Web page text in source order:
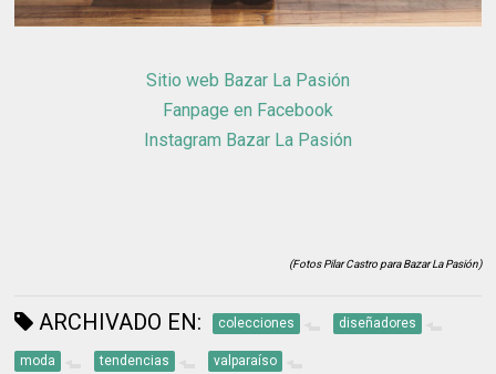
Sitio web Bazar La Pasión
Fanpage en Facebook
Instagram Bazar La Pasión
(Fotos Pilar Castro para Bazar La Pasión)
ARCHIVADO EN: colecciones diseñadores
moda tendencias valparaíso